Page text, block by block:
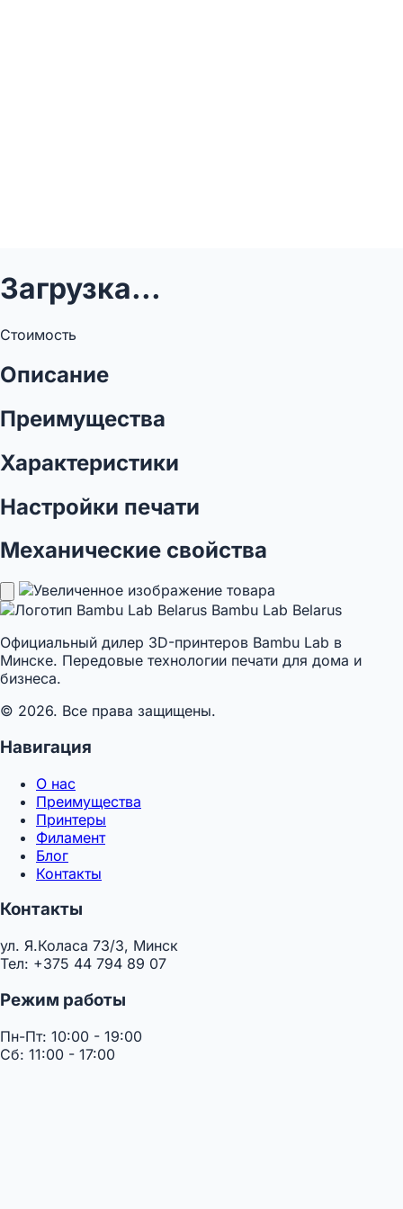
Загрузка...
Стоимость
Описание
Преимущества
Характеристики
Настройки печати
Механические свойства
Bambu Lab Belarus
Официальный дилер 3D-принтеров Bambu Lab в
Минске. Передовые технологии печати для дома и
бизнеса.
© 2026. Все права защищены.
Навигация
О нас
Преимущества
Принтеры
Филамент
Блог
Контакты
Контакты
ул. Я.Коласа 73/3, Минск
Тел: +375 44 794 89 07
Режим работы
Пн-Пт: 10:00 - 19:00
Сб: 11:00 - 17:00